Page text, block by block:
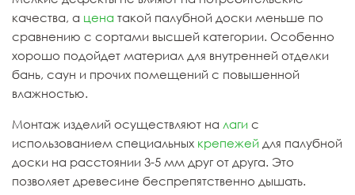
качества, а цена такой палубной доски меньше по
сравнению с сортами высшей категории. Особенно
хорошо подойдет материал для внутренней отделки
бань, саун и прочих помещений с повышенной
влажностью.
Монтаж изделий осуществляют на лаги с
использованием специальных крепежей для палубной
доски на расстоянии 3-5 мм друг от друга. Это
позволяет древесине беспрепятственно дышать.